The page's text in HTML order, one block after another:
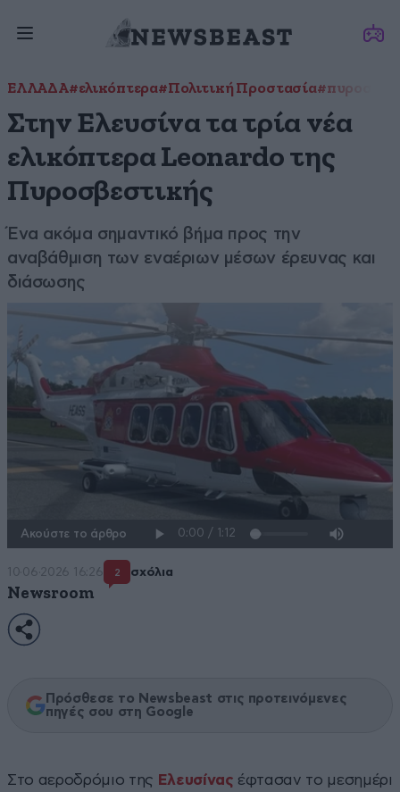
ΕΛΛΑΔΑ#ελικόπτερα#Πολιτική Προστασία
Στην Ελευσίνα τα τρία νέα
ελικόπτερα Leonardo της
Πυροσβεστικής
Ένα ακόμα σημαντικό βήμα προς την
αναβάθμιση των εναέριων μέσων έρευνας και
διάσωσης
Ακούστε το άρθρο
10·06·2026 16:26 2 σχόλια
Newsroom
Πρόσθεσε το Newsbeast στις προτεινόμενες
πηγές σου στη Google
Στο αεροδρόμιο της Ελευσίνας έφτασαν το μεσημέρι